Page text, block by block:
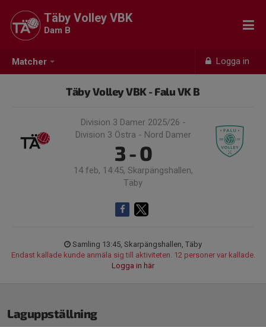
Matcher Logga in
Täby Volley VBK
Dam B
Täby Volley VBK - Falu VK B
Division 3 Damer 2025/26 -
Division 3 Östra - Nord Damer
3 - 0
14 feb, 14:45, Skarpängshallen,
Täby
Samling 13:45, Skarpängshallen, Täby
Endast kallade kunde anmäla sig till aktiviteten. 12 personer var kallade.
Logga in här
Laguppställning